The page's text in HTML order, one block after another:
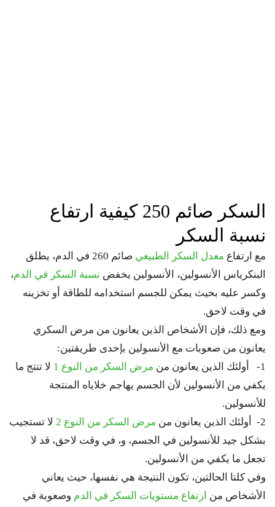
السكر صائم 250 كيفية ارتفاع
نسبة السكر
مع ارتفاع معدل السكر الطبيعي
صائم 260 في الدم، يطلق
البنكرياس الأنسولين، الأنسولين يخفض نسبة السكر في الدم،
وكسر عليه بحيث يمكن للجسم استخدامه للطاقة أو تخزينه
في وقت لاحق.
ومع ذلك، فإن الأشخاص الذين يعانون من مرض السكري
يعانون من صعوبات مع الأنسولين بإحدى طريقتين:
1- أولئك الذين يعانون من
مرض السكر من النوع 1
لا تنتج ما
يكفي من الأنسولين لأن الجسم يهاجم خلاياه المنتجة
للأنسولين.
2- أولئك الذين يعانون من
مرض السكر من النوع 2
لا تستجيب
بشكل جيد للأنسولين في الجسم، و، في وقت لاحق، قد لا
تجعل ما يكفي من الأنسولين.
وفي كلتا الحالتين، تكون النتيجة هي نفسها، حيث يعاني
الأشخاص من ارتفاع مستويات السكر في الدم وصعوبة في